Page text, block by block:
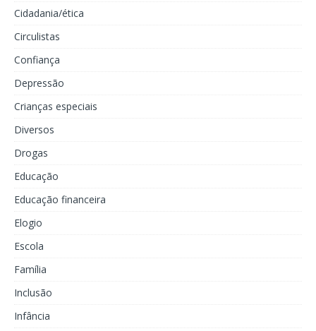
Cidadania/ética
Circulistas
Confiança
Depressão
Crianças especiais
Diversos
Drogas
Educação
Educação financeira
Elogio
Escola
Família
Inclusão
Infância